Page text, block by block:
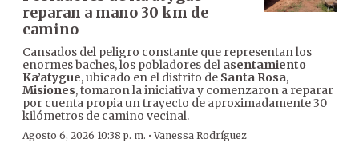
reparan a mano 30 km de
camino
Cansados del peligro constante que representan los
enormes baches, los pobladores del asentamiento
Ka’atygue, ubicado en el distrito de Santa Rosa,
Misiones, tomaron la iniciativa y comenzaron a reparar
por cuenta propia un trayecto de aproximadamente 30
kilómetros de camino vecinal.
Agosto 6, 2026 10:38 p. m. ·Vanessa Rodríguez